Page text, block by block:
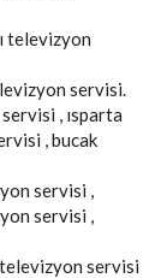
televizyon
servisi.
, ısparta
, bucak
servisi ,
servisi ,
servisi